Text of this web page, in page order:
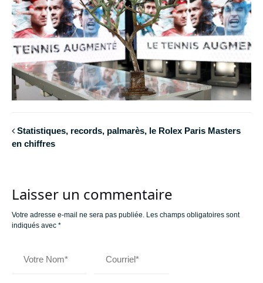
Statistiques, records, palmarès, le Rolex Paris Masters
en chiffres
Laisser un commentaire
Votre adresse e-mail ne sera pas publiée. Les champs obligatoires sont
indiqués avec *